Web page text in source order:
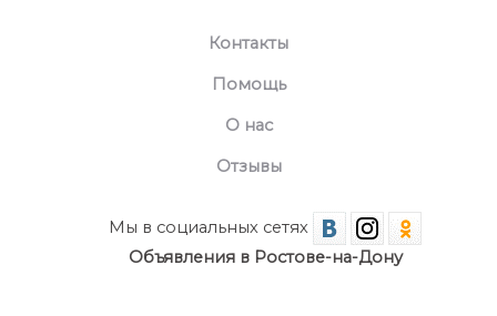
Контакты
Помощь
О нас
Отзывы
Мы в социальных сетях
Объявления в Ростове-на-Дону